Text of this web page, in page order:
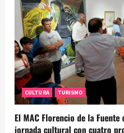
CULTURA TURISMO
El MAC Florencio de la
jornada cultural con cuatro